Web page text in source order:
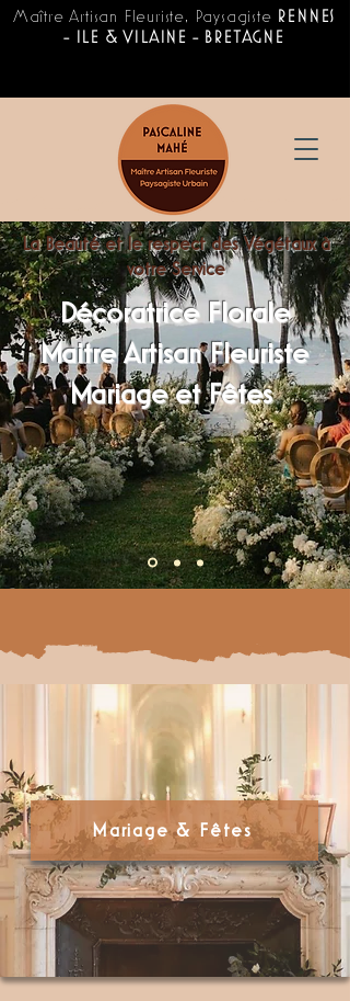
Maître Artisan Fleuriste, Paysagiste RENNES
- ILE & VILAINE - BRETAGNE
La Beauté et le respect des Végétaux à
votre Service
Décoratrice Florale
Maitre Artisan Fleuriste
Mariage et Fêtes
Mariage & Fêtes